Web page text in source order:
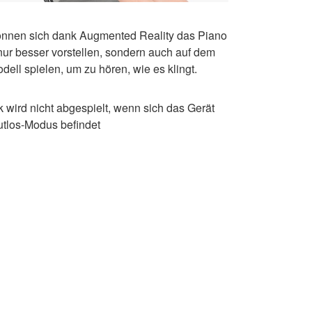
sich dank Augmented Reality das Piano
besser vorstellen, sondern auch auf dem
spielen, um zu hören, wie es klingt.
wird nicht abgespielt, wenn sich das Gerät
Modus befindet